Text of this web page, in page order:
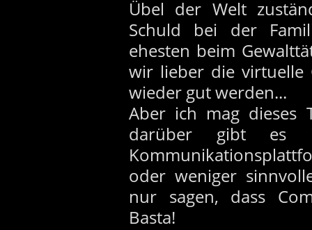
Übel der Welt
Schuld bei der
ehesten beim
wir lieber die virtuelle
wieder gut werden...
Aber ich mag dieses
darüber gibt es
oder weniger
nur sagen, dass
Basta!